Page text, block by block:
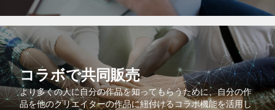
コラボで共同販売
より多くの人に自分の作品を知ってもらうために、自分の作
品を他のクリエイターの作品に紐付けるコラボ機能を活用し